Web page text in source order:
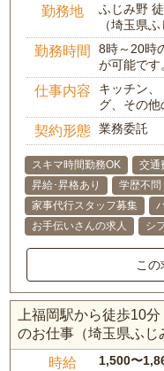
勤務地
ふじみ野
（埼玉県
勤務時間
8時～20時
が可能です
仕事内容
キッチン
グ、その他
契約形態 業務委託
スキマ時間勤務OK 交通
昇給･昇格あり
学歴不問
家事代行スタッフ募集
お手伝いさんの求人
シ
こ
上福岡駅から徒歩10
のお仕事（埼玉県ふじ
時給 1,500〜